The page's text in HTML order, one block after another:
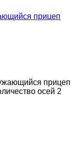
прицеп
прицеп
осей 2